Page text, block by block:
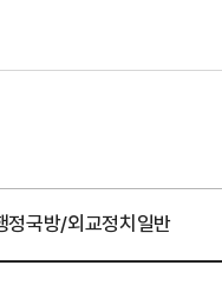
정국방/외교정치일반